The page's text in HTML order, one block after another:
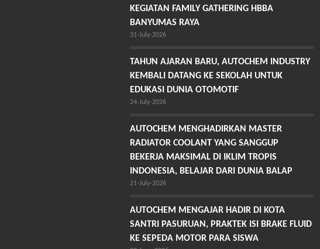
KEGIATAN FAMILY GATHERING HBBA
BANYUMAS RAYA
31-July-2026
TAHUN AJARAN BARU, AUTOCHEM INDUSTRY
KEMBALI DATANG KE SEKOLAH UNTUK
EDUKASI DUNIA OTOMOTIF
24-July-2026
AUTOCHEM MENGHADIRKAN MASTER
RADIATOR COOLANT YANG SANGGUP
BEKERJA MAKSIMAL DI IKLIM TROPIS
INDONESIA, BELAJAR DARI DUNIA BALAP
21-July-2026
AUTOCHEM MENGAJAR HADIR DI KOTA
SANTRI PASURUAN, PRAKTEK ISI BRAKE FLUID
KE SEPEDA MOTOR PARA SISWA